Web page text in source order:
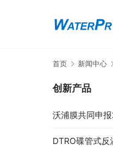
首页 新闻中心
创新产品
沃浦膜共同申
DTRO碟管式反